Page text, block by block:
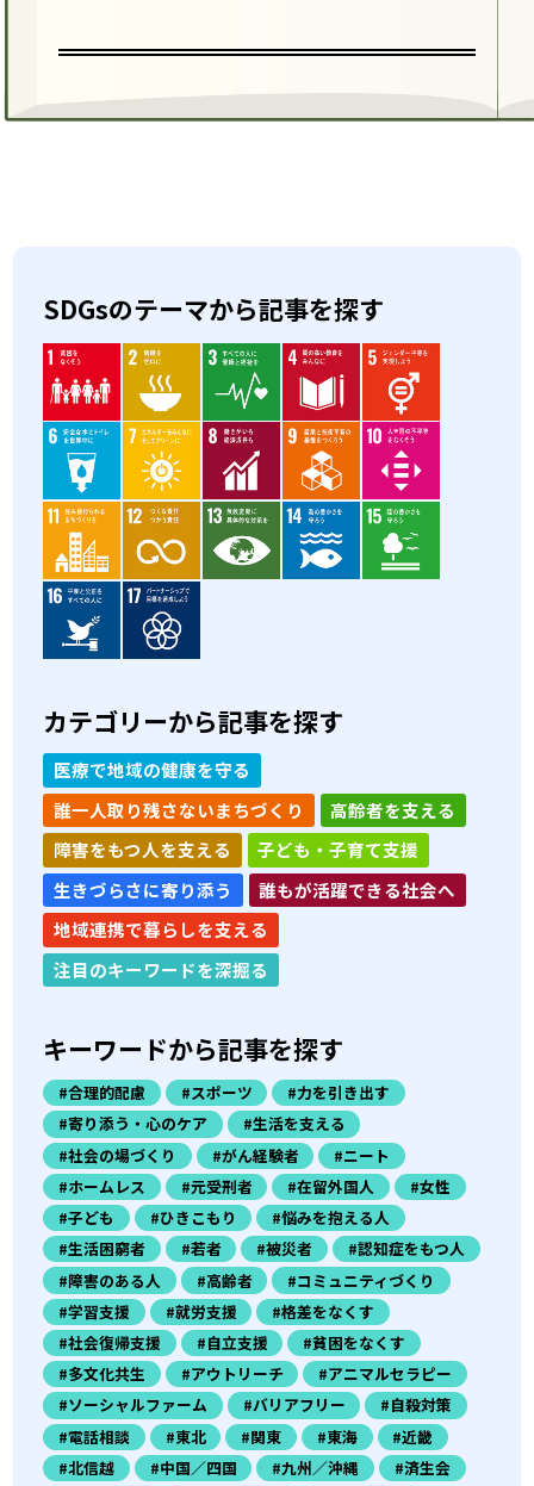
SDGsのテーマから記事を探す
カテゴリーから記事を探す
医療で地域の健康を守る
誰一人取り残さないまちづくり
高齢者を支える
障害をもつ人を支える
子ども・子育て支援
生きづらさに寄り添う
誰もが活躍できる社会へ
地域連携で暮らしを支える
注目のキーワードを深掘る
キーワードから記事を探す
#合理的配慮 #スポーツ
#力を引き出す
#寄り添う・心のケア
#生活を支える
#社会の場づくり
#がん経験者
#ニート
#ホームレス
#元受刑者 #在留外国人
#女性
#子ども
#ひきこもり
#悩みを抱える人
#生活困窮者
#若者 #被災者
#認知症をもつ人
#障害のある人
#高齢者
#コミュニティづくり
#学習支援
#就労支援
#格差をなくす
#社会復帰支援
#自立支援
#貧困をなくす
#多文化共生
#アウトリーチ
#アニマルセラピー
#ソーシャルファーム
#バリアフリー
#自殺対策
#電話相談
#東北 #関東 #東海
#近畿
#北信越
#中国／四国 #九州／沖縄
#済生会